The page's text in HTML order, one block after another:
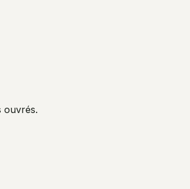
ouvrés.